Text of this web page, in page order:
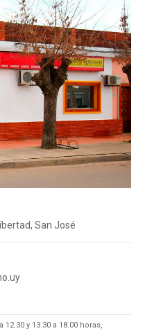
San José
y 13.30 a 18.00 horas,